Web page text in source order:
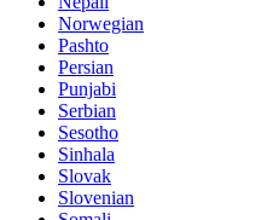
Norwegian
Pashto
Persian
Punjabi
Serbian
Sesotho
Sinhala
Slovak
Slovenian